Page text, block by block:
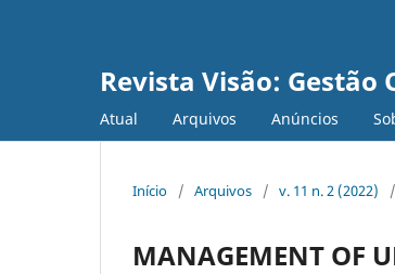
Revista Visão: Gestão
Atual Arquivos Anúncios
Início / Arquivos / v. 11 n. 2 (2022) /
MANAGEMENT OF